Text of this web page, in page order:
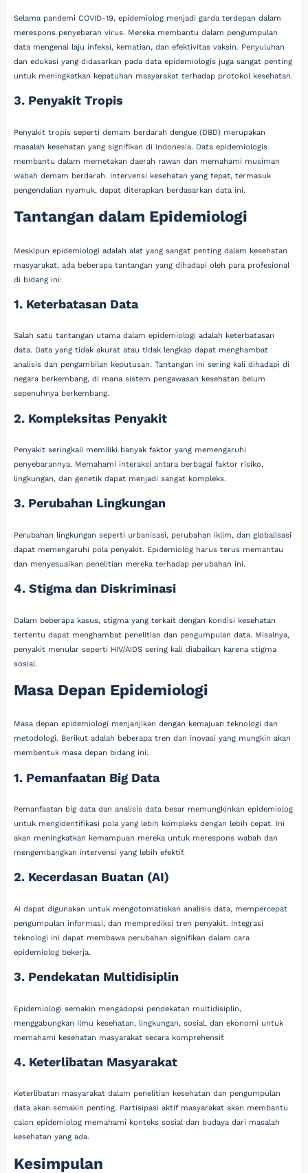
Selama pandemi COVID-19, epidemiolog menjadi garda terdepan dalam
merespons penyebaran virus. Mereka membantu dalam pengumpulan
data mengenai laju infeksi, kematian, dan efektivitas vaksin. Penyuluhan
dan edukasi yang didasarkan pada data epidemiologis juga sangat penting
untuk meningkatkan kepatuhan masyarakat terhadap protokol kesehatan.
3. Penyakit Tropis
Penyakit tropis seperti demam berdarah dengue (DBD) merupakan
masalah kesehatan yang signifikan di Indonesia. Data epidemiologis
membantu dalam memetakan daerah rawan dan memahami musiman
wabah demam berdarah. Intervensi kesehatan yang tepat, termasuk
pengendalian nyamuk, dapat diterapkan berdasarkan data ini.
Tantangan dalam Epidemiologi
Meskipun epidemiologi adalah alat yang sangat penting dalam kesehatan
masyarakat, ada beberapa tantangan yang dihadapi oleh para profesional
di bidang ini:
1. Keterbatasan Data
Salah satu tantangan utama dalam epidemiologi adalah keterbatasan
data. Data yang tidak akurat atau tidak lengkap dapat menghambat
analisis dan pengambilan keputusan. Tantangan ini sering kali dihadapi di
negara berkembang, di mana sistem pengawasan kesehatan belum
sepenuhnya berkembang.
2. Kompleksitas Penyakit
Penyakit seringkali memiliki banyak faktor yang memengaruhi
penyebarannya. Memahami interaksi antara berbagai faktor risiko,
lingkungan, dan genetik dapat menjadi sangat kompleks.
3. Perubahan Lingkungan
Perubahan lingkungan seperti urbanisasi, perubahan iklim, dan globalisasi
dapat memengaruhi pola penyakit. Epidemiolog harus terus memantau
dan menyesuaikan penelitian mereka terhadap perubahan ini.
4. Stigma dan Diskriminasi
Dalam beberapa kasus, stigma yang terkait dengan kondisi kesehatan
tertentu dapat menghambat penelitian dan pengumpulan data. Misalnya,
penyakit menular seperti HIV/AIDS sering kali diabaikan karena stigma
sosial.
Masa Depan Epidemiologi
Masa depan epidemiologi menjanjikan dengan kemajuan teknologi dan
metodologi. Berikut adalah beberapa tren dan inovasi yang mungkin akan
membentuk masa depan bidang ini:
1. Pemanfaatan Big Data
Pemanfaatan big data dan analisis data besar memungkinkan epidemiolog
untuk mengidentifikasi pola yang lebih kompleks dengan lebih cepat. Ini
akan meningkatkan kemampuan mereka untuk merespons wabah dan
mengembangkan intervensi yang lebih efektif.
2. Kecerdasan Buatan (AI)
AI dapat digunakan untuk mengotomatiskan analisis data, mempercepat
pengumpulan informasi, dan memprediksi tren penyakit. Integrasi
teknologi ini dapat membawa perubahan signifikan dalam cara
epidemiolog bekerja.
3. Pendekatan Multidisiplin
Epidemiologi semakin mengadopsi pendekatan multidisiplin,
menggabungkan ilmu kesehatan, lingkungan, sosial, dan ekonomi untuk
memahami kesehatan masyarakat secara komprehensif.
4. Keterlibatan Masyarakat
Keterlibatan masyarakat dalam penelitian kesehatan dan pengumpulan
data akan semakin penting. Partisipasi aktif masyarakat akan membantu
calon epidemiolog memahami konteks sosial dan budaya dari masalah
kesehatan yang ada.
Kesimpulan